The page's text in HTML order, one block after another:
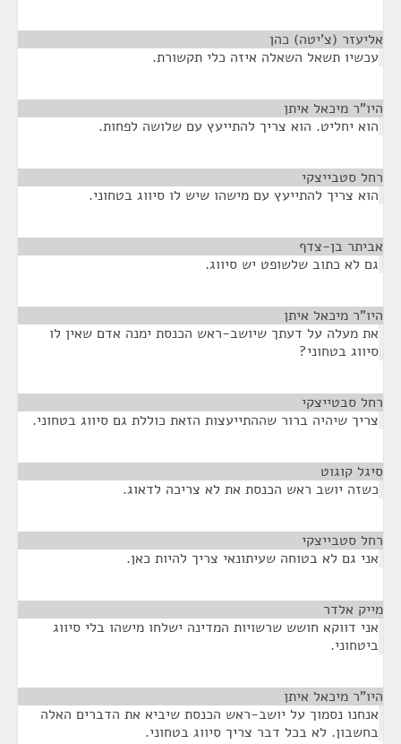
אליעזר (צ'יטה) כהן
עכשיו תשאל השאלה איזה כלי תקשורת.
היו"ר מיכאל איתן
הוא יחליט. הוא צריך להתייעץ עם שלושה לפחות.
רחל סטבייצקי
הוא צריך להתייעץ עם מישהו שיש לו סיווג בטחוני.
אביתר בן-צדף
גם לא כתוב שלשופט יש סיווג.
היו"ר מיכאל איתן
את מעלה על דעתך שיושב-ראש הכנסת ימנה אדם שאין לו
סיווג בטחוני?
רחל סבטייצקי
צריך שיהיה ברור שההתייעצות הזאת כוללת גם סיווג בטחוני.
סיגל קוגוט
כשזה יושב ראש הכנסת את לא צריכה לדאוג.
רחל סטבייצקי
אני גם לא בטוחה שעיתונאי צריך להיות כאן.
מייק אלדר
אני דווקא חושש שרשויות המדינה ישלחו מישהו בלי סיווג
ביטחוני.
היו"ר מיכאל איתן
אנחנו נסמוך על יושב-ראש הכנסת שיביא את הדברים האלה
בחשבון. לא בכל דבר צריך סיווג בטחוני.